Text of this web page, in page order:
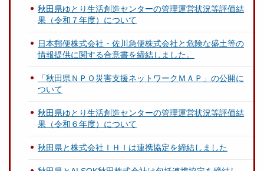
秋田県ゆとり生活創造センターの管理運営状況等評価結
果（令和７年度）について
日本郵便株式会社・佐川急便株式会社と危険な盛土等の
情報提供に関する合意書を締結しました。
「秋田県ＮＰＯ災害支援ネットワークＭＡＰ」の公開に
ついて
秋田県ゆとり生活創造センターの管理運営状況等評価結
果（令和６年度）について
秋田県と株式会社ＩＨＩは連携協定を締結しました